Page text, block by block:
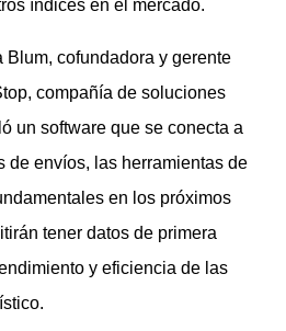
índices en el mercado.
Blum, cofundadora y gerente
compañía de soluciones
un software que se conecta a
de envíos, las herramientas de
en los próximos
tener datos de primera
y eficiencia de las